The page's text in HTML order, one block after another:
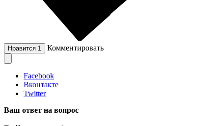
Нравится 1 Комментировать
Facebook
Вконтакте
Twitter
Ваш ответ на вопрос